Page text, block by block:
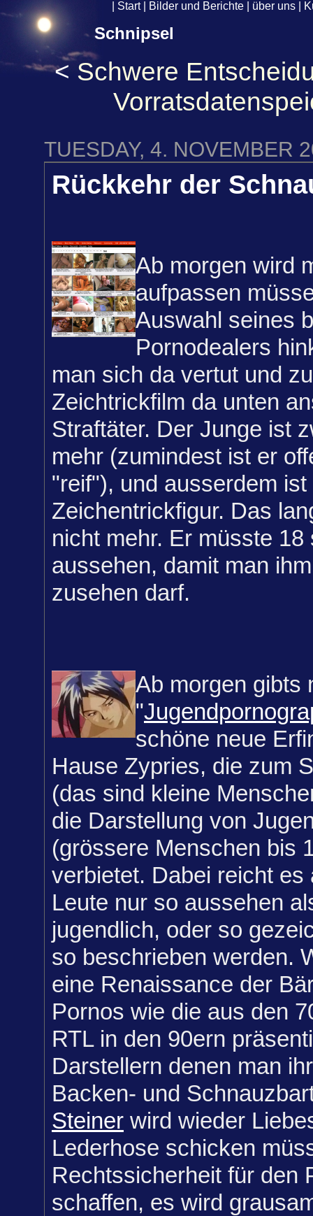
Start| Bilder und Berichte über uns
Schnipsel
< Schwere
TUESDAY, 4. NOVEMBER
Rückkehr der
Ab morgen wird
aufpassen
Auswahl seines
Pornodealers
man sich da vertut und
Zeichtrickfilm da unten
Straftäter. Der Junge ist
mehr (zumindest ist er
"reif"), und ausserdem ist
Zeichentrickfigur. Das
nicht mehr. Er müsste
aussehen, damit man
zusehen darf.
Ab morgen gibts
"
schöne neue
Hause Zypries, die zum
(das sind kleine
die Darstellung von
(grössere Menschen bis
verbietet. Dabei reicht es
Leute nur so aussehen
jugendlich, oder so
so beschrieben werden.
eine Renaissance der
Pornos wie die aus den
RTL in den 90ern
Darstellern denen man
Backen- und
Steiner wird wieder
Lederhose schicken
Rechtssicherheit für den
schaffen, es wird